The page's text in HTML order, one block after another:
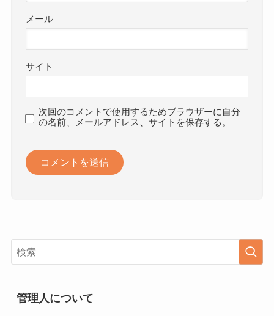
メール
サイト
次回のコメントで使用するためブラウザーに自分
の名前、メールアドレス、サイトを保存する。
管理人について